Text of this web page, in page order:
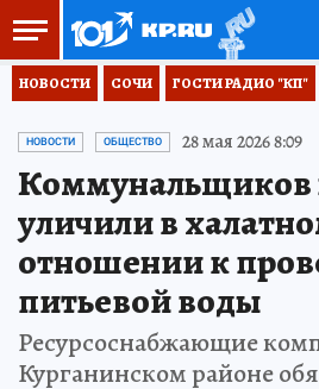
НОВОСТИ СОЧИ ГОСТИ РАДИО "КП"
НОВОСТИ ОБЩЕСТВО 28 мая 2026 8:09
Коммунальщиков
уличили в
отношении к
питьевой воды
Ресурсоснабжающие
Курганинском районе